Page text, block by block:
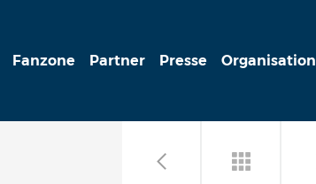
Fanzone Partner Presse Organisation